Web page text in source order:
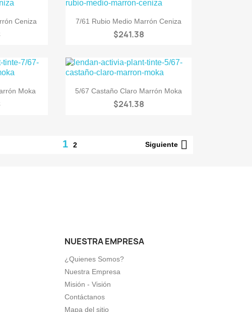
Ceniza  Vista rápida
7/61 Rubio Medio Marrón Ceniza
$241.38
Moka  Vista rápida
5/67 Castaño Claro Marrón Moka
$241.38
12 Siguiente 
NUESTRA EMPRESA
¿Quienes Somos?
Nuestra Empresa
Misión - Visión
Contáctanos
Mapa del sitio